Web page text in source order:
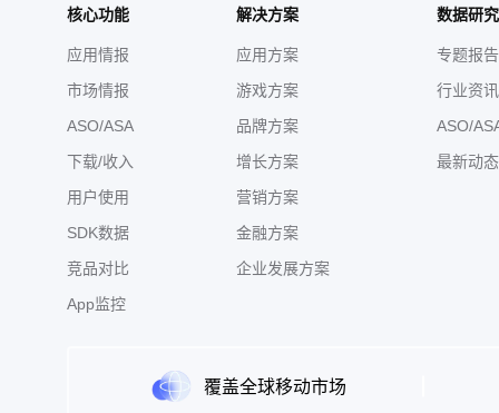
核心功能
应用情报
市场情报
ASO/ASA
下载/收入
用户使用
SDK数据
竞品对比
App监控
解决方案
应用方案
游戏方案
品牌方案
增长方案
营销方案
金融方案
企业发展方案
数据研
专题报告
行业资讯
ASO/
最新动态
覆盖全球移动市场